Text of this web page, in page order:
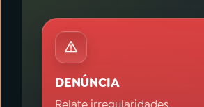
DENÚNCIA